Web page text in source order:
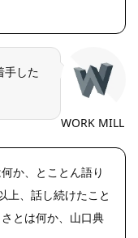
手した
WORK MILL
か、とことん語り
上、話し続けたこと
とは何か、山口典